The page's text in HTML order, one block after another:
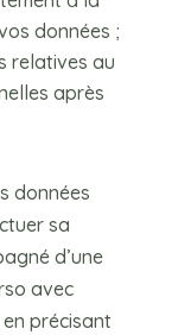
données ;
relatives au
après
données
sa
d’une
avec
précisant